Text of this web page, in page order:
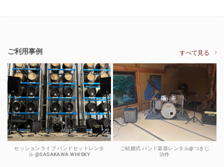
ご利用事例 すべて見る
セッションライブ バンドセットレンタ
ル @SASAKAWA WHISKY
ご結婚式 バンド楽器レンタル@つきじ
治作